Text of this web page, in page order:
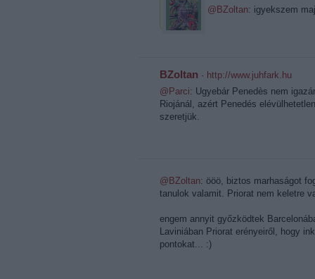
@BZoltan: igyekszem
BZoltan · http://www.juhfark.hu
@Parci: Ugyebár Penedès nem
Riojánál, azért Penedés
szeretjük.
@BZoltan: ööö, biztos marhaságot
tanulok valamit. Priorat nem keletre
engem annyit győzködtek
Laviniában Priorat erényeiről, hogy
pontokat... :)